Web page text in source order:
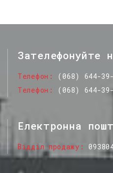
Зателефонуйте
Телефон
(068) 644-
Телефон
(068) 644-
Електронна
Відділ продажу